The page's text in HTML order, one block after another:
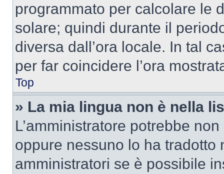
programmato per calcolare le
solare; quindi durante il
diversa dall’ora locale. In tal
per far coincidere l’ora
Top
» La mia lingua non è nella
L’amministratore potrebbe
oppure nessuno lo ha
amministratori se è possibile